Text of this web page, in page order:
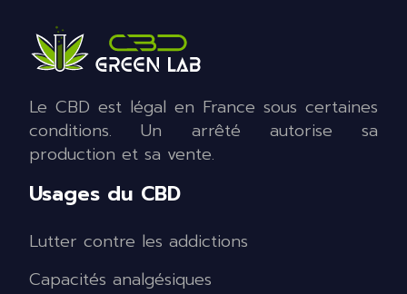
Le CBD est légal en France sous certaines
conditions. Un arrêté autorise sa
production et sa vente.
Usages du CBD
Lutter contre les addictions
Capacités analgésiques